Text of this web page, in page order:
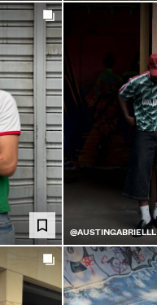
@AUSTINGABRIELLL